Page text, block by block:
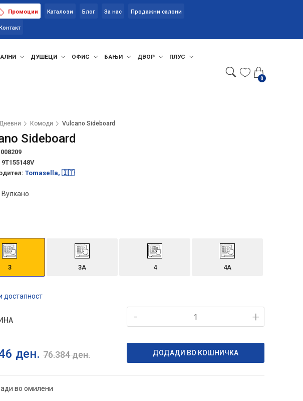
Промоции Каталози Блог За нас Продажни салони
ДУШЕЦИ ОФИС БАЊИ ДВОР ПЛУС
0
Дневни Комоди Vulcano Sideboard
Sideboard
9T155148V
Tomasella, 🇮🇹
3 3A 4 4A
достапност
+
-
ден. 76.384ден. ДОДАДИ ВО КОШНИЧКА
во омилени